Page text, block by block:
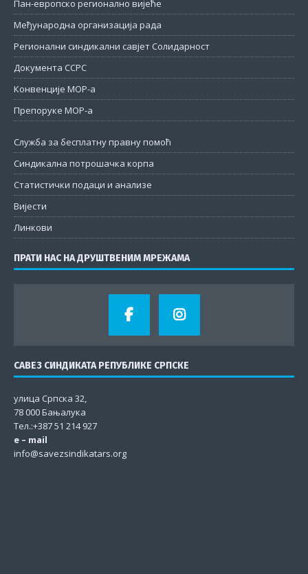
Пан-европско регионално вијеће
Међународна организација рада
Регионални синдикални савјет Солидарност
Документа ССРС
Конвенције МОР-а
Препоруке МОР-а
Служба за бесплатну правну помоћ
Синдикална потрошачка корпа
Статистички подаци и анализе
Вијести
Линкови
ПРАТИ НАС НА ДРУШТВЕНИМ МРЕЖАМА
САВЕЗ СИНДИКАТА РЕПУБЛИКЕ СРПСКЕ
улица Српска 32,
78 000 Бањалука
Тел.:+387 51 214 927
e – mail
info@savezsindikatars.org